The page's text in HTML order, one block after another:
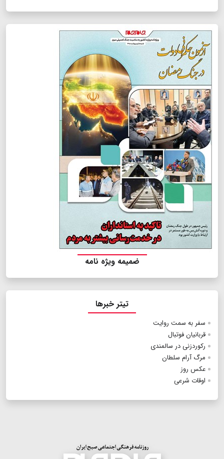
ضمیمه ویژه نامه
تیتر خبرها
سفر به سمت روایت
قربانیان فوتبال
رکوردزنی در سالمندی
مرگ آرام سلطان
عکس روز
اوقات شرعی